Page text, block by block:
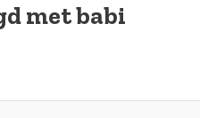
met babi